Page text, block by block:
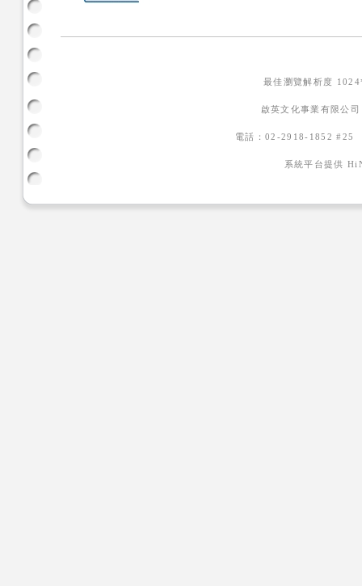
最佳瀏覽解析度
啟英文化事業有限公
電話：02-2918-1852
系統平台提供